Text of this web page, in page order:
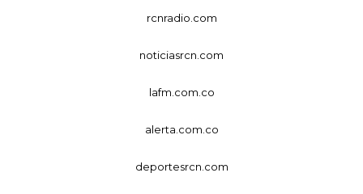
rcnradio.com
noticiasrcn.com
lafm.com.co
alerta.com.co
deportesrcn.com